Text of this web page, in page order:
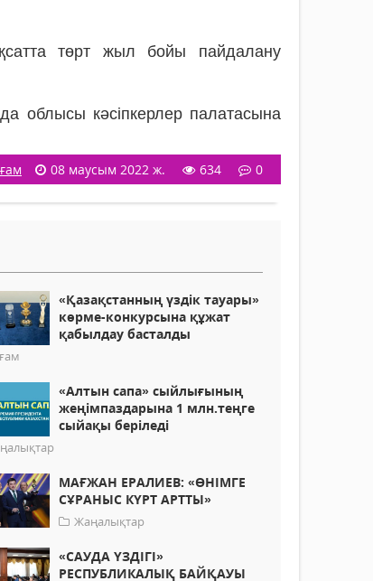
төрт жыл бойы пайдалану
облысы кәсіпкерлер палатасына
08 маусым 2022 ж. 634 0
«Қазақстанның үздік тауары»
көрме-конкурсына құжат
қабылдау басталды
«Алтын сапа» сыйлығының
жеңімпаздарына 1 млн.теңге
сыйақы беріледі
МАҒЖАН ЕРАЛИЕВ: «ӨНІМГЕ
СҰРАНЫС КҮРТ АРТТЫ»
Жаңалықтар
«САУДА ҮЗДІГІ»
РЕСПУБЛИКАЛЫҚ БАЙҚАУЫ